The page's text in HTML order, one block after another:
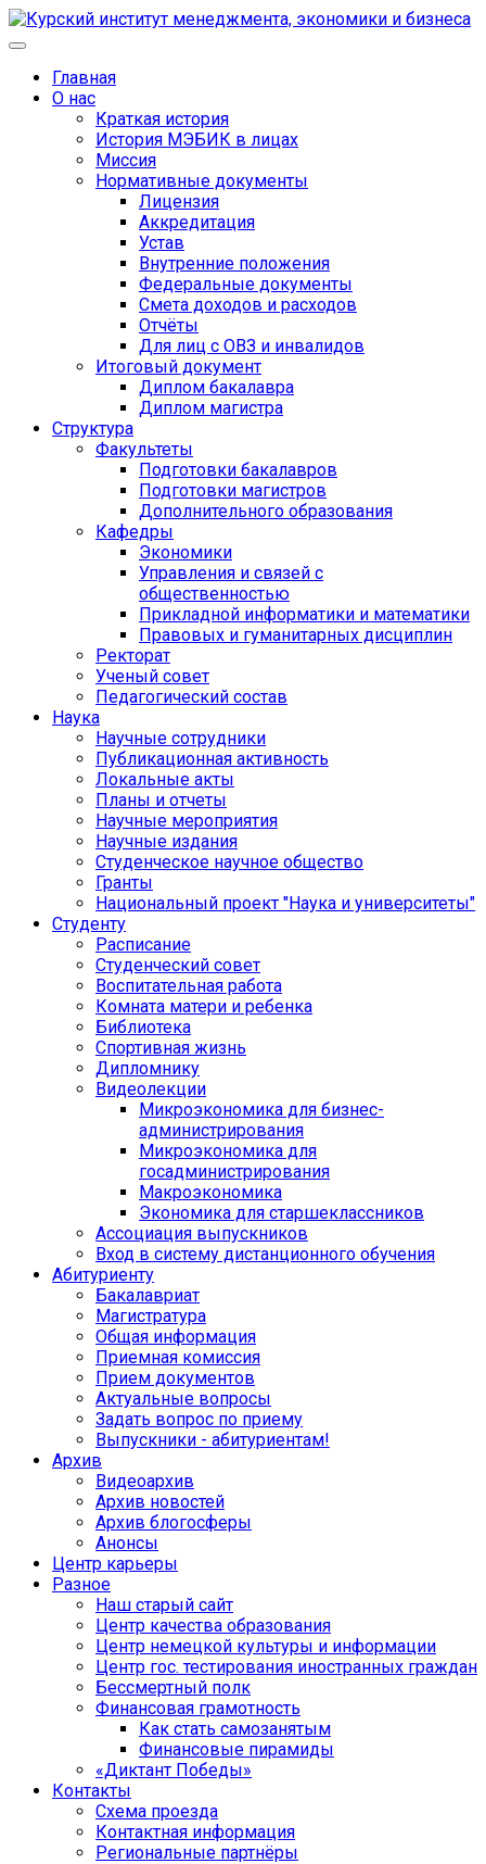
Главная
О нас
Краткая история
История МЭБИК в лицах
Миссия
Нормативные документы
Лицензия
Аккредитация
Устав
Внутренние положения
Федеральные документы
Смета доходов и расходов
Отчёты
Для лиц с ОВЗ и инвалидов
Итоговый документ
Диплом бакалавра
Диплом магистра
Структура
Факультеты
Подготовки бакалавров
Подготовки магистров
Дополнительного образования
Кафедры
Экономики
Управления и связей с
общественностью
Прикладной информатики и математики
Правовых и гуманитарных дисциплин
Ректорат
Ученый совет
Педагогический состав
Наука
Научные сотрудники
Публикационная активность
Локальные акты
Планы и отчеты
Научные мероприятия
Научные издания
Студенческое научное общество
Гранты
Национальный проект "Наука и университеты"
Студенту
Расписание
Студенческий совет
Воспитательная работа
Комната матери и ребенка
Библиотека
Спортивная жизнь
Дипломнику
Видеолекции
Микроэкономика для бизнес-
администрирования
Микроэкономика для
госадминистрирования
Макроэкономика
Экономика для старшеклассников
Ассоциация выпускников
Вход в систему дистанционного обучения
Абитуриенту
Бакалавриат
Магистратура
Общая информация
Приемная комиссия
Прием документов
Актуальные вопросы
Задать вопрос по приему
Выпускники - абитуриентам!
Архив
Видеоархив
Архив новостей
Архив блогосферы
Анонсы
Центр карьеры
Разное
Наш старый сайт
Центр качества образования
Центр немецкой культуры и информации
Центр гос. тестирования иностранных граждан
Бессмертный полк
Финансовая грамотность
Как стать самозанятым
Финансовые пирамиды
«Диктант Победы»
Контакты
Схема проезда
Контактная информация
Региональные партнёры